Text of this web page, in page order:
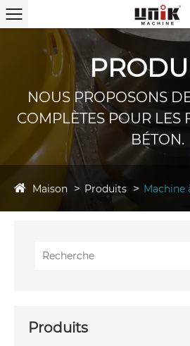
NOUS PROPOSONS
COMPLÈTES POUR LES
BÉTON.
Maison Produits Machine
Produits